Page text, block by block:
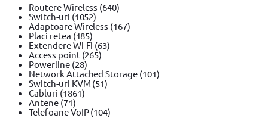
Routere Wireless (640)
Switch-uri (1052)
Adaptoare Wireless (167)
Placi retea (185)
Extendere Wi-Fi (63)
Access point (265)
Powerline (28)
Network Attached Storage (101)
Switch-uri KVM (51)
Cabluri (1861)
Antene (71)
Telefoane VoIP(104)